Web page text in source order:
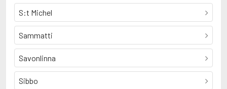
S:t Michel
Sammatti
Savonlinna
Sibbo